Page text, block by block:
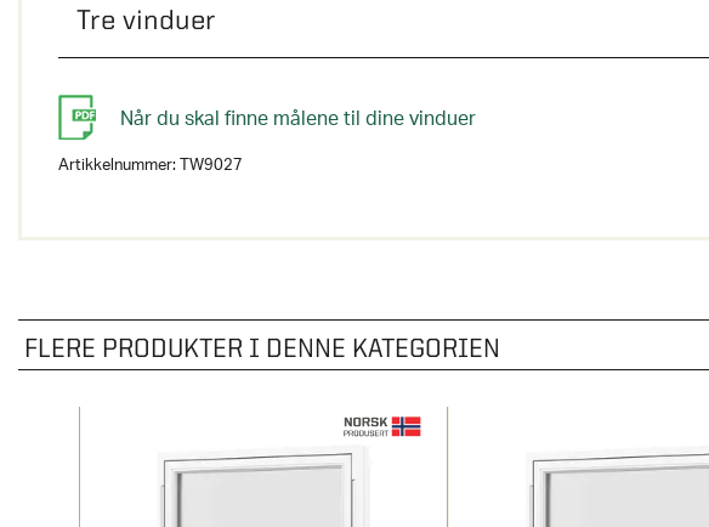
Tre vinduer
Når du skal finne målene til dine vinduer
Artikkelnummer: TW9027
FLERE PRODUKTER I DENNE KATEGORIEN